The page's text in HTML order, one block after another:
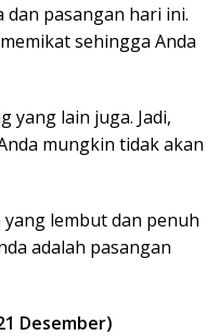
dan pasangan hari ini.
sehingga Anda
yang lain juga. Jadi,
mungkin tidak akan
lembut dan penuh
adalah pasangan
Desember)